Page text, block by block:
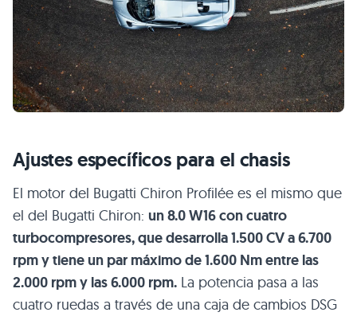
Ajustes específicos para el chasis
El motor del Bugatti Chiron Profilée es el mismo que
el del Bugatti Chiron: un 8.0 W16 con cuatro
turbocompresores, que desarrolla 1.500 CV a 6.700
rpm y tiene un par máximo de 1.600 Nm entre las
2.000 rpm y las 6.000 rpm. La potencia pasa a las
cuatro ruedas a través de una caja de cambios DSG